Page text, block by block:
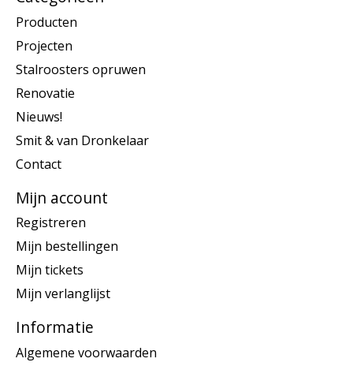
Producten
Projecten
Stalroosters opruwen
Renovatie
Nieuws!
Smit & van Dronkelaar
Contact
Mijn account
Registreren
Mijn bestellingen
Mijn tickets
Mijn verlanglijst
Informatie
Algemene voorwaarden